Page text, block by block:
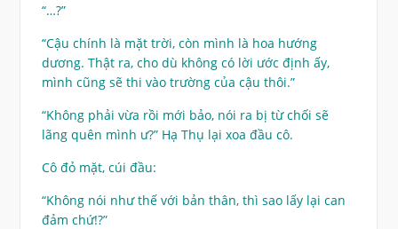
“…?”
“Cậu chính là mặt trời, còn mình là hoa hướng
dương. Thật ra, cho dù không có lời ước định ấy,
mình cũng sẽ thi vào trường của cậu thôi.”
“Không phải vừa rồi mới bảo, nói ra bị từ chối sẽ
lãng quên mình ư?” Hạ Thụ lại xoa đầu cô.
Cô đỏ mặt, cúi đầu:
“Không nói như thế với bản thân, thì sao lấy lại can
đảm chứ!?”